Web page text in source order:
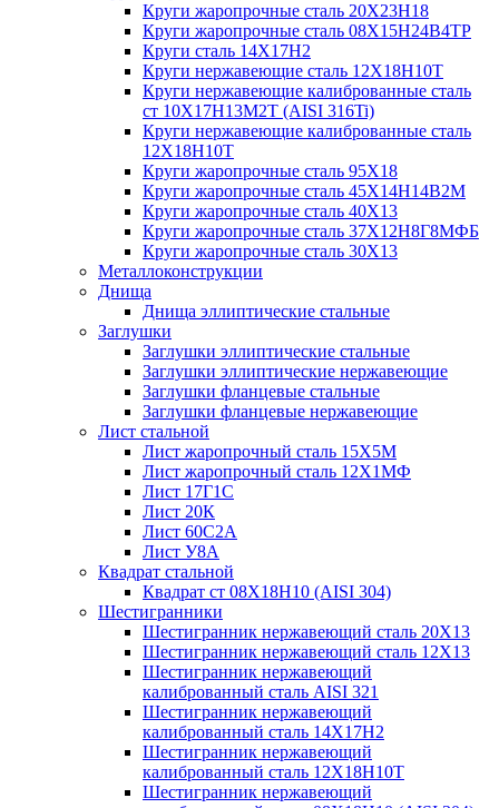
Круги жаропрочные сталь 20Х23Н18
Круги жаропрочные сталь 08Х15Н24В4ТР
Круги сталь 14Х17Н2
Круги нержавеющие сталь 12Х18Н10Т
Круги нержавеющие калиброванные сталь
ст 10Х17Н13М2Т (AISI 316Ti)
Круги нержавеющие калиброванные сталь
12Х18Н10Т
Круги жаропрочные сталь 95Х18
Круги жаропрочные сталь 45Х14Н14В2М
Круги жаропрочные сталь 40Х13
Круги жаропрочные сталь 37Х12Н8Г8МФБ
Круги жаропрочные сталь 30Х13
Металлоконструкции
Днища
Днища эллиптические стальные
Заглушки
Заглушки эллиптические стальные
Заглушки эллиптические нержавеющие
Заглушки фланцевые стальные
Заглушки фланцевые нержавеющие
Лист стальной
Лист жаропрочный сталь 15Х5М
Лист жаропрочный сталь 12Х1МФ
Лист 17Г1С
Лист 20К
Лист 60С2А
Лист У8А
Квадрат стальной
Квадрат ст 08Х18Н10 (AISI 304)
Шестигранники
Шестигранник нержавеющий сталь 20Х13
Шестигранник нержавеющий сталь 12Х13
Шестигранник нержавеющий
калиброванный сталь AISI 321
Шестигранник нержавеющий
калиброванный сталь 14Х17Н2
Шестигранник нержавеющий
калиброванный сталь 12Х18Н10Т
Шестигранник нержавеющий